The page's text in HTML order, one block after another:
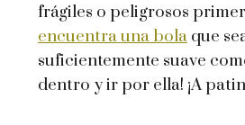
frágiles o peligrosos
encuentra una bola que
suficientemente suave
dentro y ir por ella! ¡A